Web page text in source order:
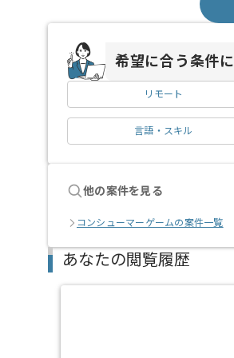
希望に合う条件
リモート
言語・スキル
他の案件を見る
コンシューマーゲームの案件一覧
あなたの閲覧履歴